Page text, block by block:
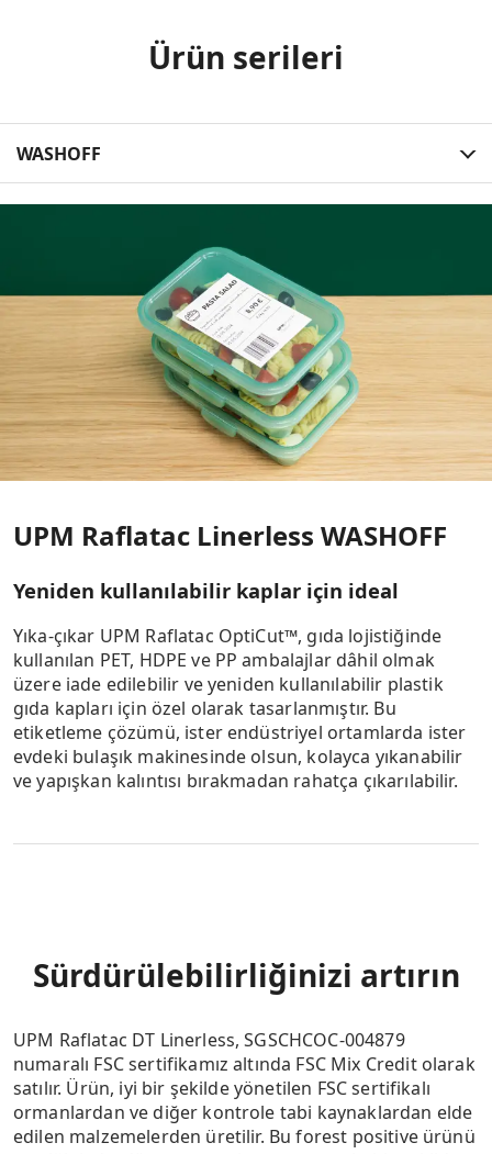
Ürün serileri
WASHOFF
WASHOFF
TO-POINT OF SALES
TO-LOGISTICS
TO-GO
UPM Raflatac Linerless WASHOFF
Yeniden kullanılabilir kaplar için ideal
Yıka-çıkar UPM Raflatac OptiCut™, gıda lojistiğinde
kullanılan PET, HDPE ve PP ambalajlar dâhil olmak
üzere iade edilebilir ve yeniden kullanılabilir plastik
gıda kapları için özel olarak tasarlanmıştır. Bu
etiketleme çözümü, ister endüstriyel ortamlarda ister
evdeki bulaşık makinesinde olsun, kolayca yıkanabilir
ve yapışkan kalıntısı bırakmadan rahatça çıkarılabilir.
Teraziler için idealdir
uygulamalarının yanı sıra iyi termal baskı, kesilebilirlik
ve ilk tutunurluğun gerektiği gıda sektörüdür.
Yapışkan kalıntısını en aza indiren ve terazilerin servis
döngüsünü uzatan temiz kesim teknolojisini
kullanıyoruz.
Sürdürülebilirliğinizi artırın
UPM Raflatac DT Linerless, SGSCHCOC-004879
numaralı FSC sertifikamız altında FSC Mix Credit olarak
satılır. Ürün, iyi bir şekilde yönetilen FSC sertifikalı
ormanlardan ve diğer kontrole tabi kaynaklardan elde
edilen malzemelerden üretilir. Bu forest positive ürünü